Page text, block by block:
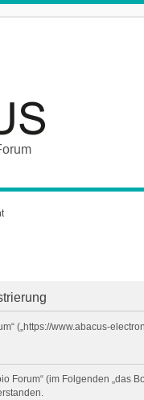
(„https://www.abacus-
Forum“ (im Folgenden